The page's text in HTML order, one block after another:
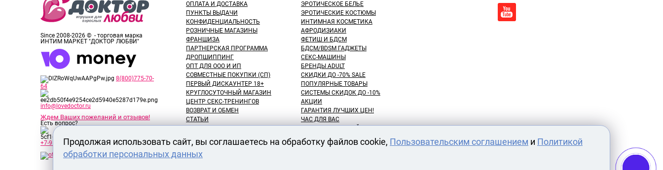
Since 2008-2026 © - торговая марка
ИНТИМ МАРКЕТ "ДОКТОР ЛЮБВИ"
8(800)775-70-
64
info@lovedoctor.ru
Ждем Ваших пожеланий и отзывов!
Есть вопрос?
+7-913-917-89-65
ОПЛАТА И ДОСТАВКА
ПУНКТЫ ВЫДАЧИ
КОНФИДЕНЦИАЛЬНОСТЬ
РОЗНИЧНЫЕ МАГАЗИНЫ
ФРАНШИЗА
ПАРТНЕРСКАЯ ПРОГРАММА
ДРОПШИППИНГ
ОПТ ДЛЯ ООО И ИП
СОВМЕСТНЫЕ ПОКУПКИ (СП)
ПЕРВЫЙ ДИСКАУНТЕР 18+
КРУГЛОСУТОЧНЫЙ МАГАЗИН
ЦЕНТР СЕКС-ТРЕНИНГОВ
ВОЗВРАТ И ОБМЕН
СТАТЬИ
ОБЗОРЫ ТОВАРОВ
ВАКАНСИИ
ЭРОТИЧЕСКОЕ БЕЛЬЕ
ЭРОТИЧЕСКИЕ КОСТЮМЫ
ИНТИМНАЯ КОСМЕТИКА
АФРОДИЗИАКИ
ФЕТИШ И БДСМ
БДСМ/BDSM ГАДЖЕТЫ
СЕКС-МАШИНЫ
БРЕНДЫ ADULT
СКИДКИ ДО -70% SALE
ПОПУЛЯРНЫЕ ТОВАРЫ
СИСТЕМЫ СКИДОК ДО -10%
АКЦИИ
ГАРАНТИЯ ЛУЧШИХ ЦЕН!
ЧАС ДЛЯ ВАС
100 БОНУСНЫХ РУБЛЕЙ!
ОТЛОЖЕННЫЕ ТОВАРЫ
Продолжая использовать сайт, вы соглашаетесь на обработку файлов cookie, Пользовательским соглашением и Политикой
обработки персональных данных